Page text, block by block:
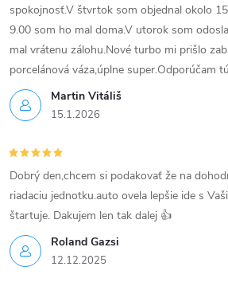
Martin Vitáliš
15.1.2026
spokojnosť.V štvrtok som objednal okolo
9.00 som ho mal doma.V utorok som
mal vrátenu zálohu.Nové turbo mi prišlo
porcelánová váza,úplne super.Odporúčam
Roland Gazsi
12.12.2025
Dobrý den,chcem si podakovať že na
riadaciu jednotku.auto ovela lepšie ide s
štartuje. Dakujem len tak dalej 👍